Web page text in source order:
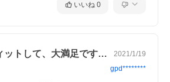
、ご注文確定前に今一度ご選択内容を確
いいね 0
問題なく車にフィットして、大満足です。… 2021/1/19
gpd********